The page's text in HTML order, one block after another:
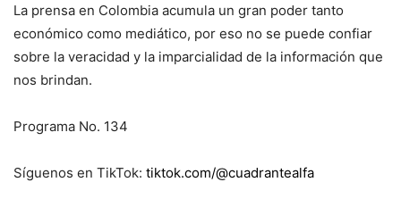
La prensa en Colombia acumula un gran poder tanto
económico como mediático, por eso no se puede confiar
sobre la veracidad y la imparcialidad de la información que
nos brindan.
Programa No. 134
Síguenos en TikTok: tiktok.com/@cuadrantealfa